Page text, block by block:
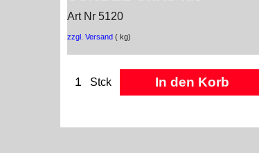
Art Nr 5120
zzgl. Versand kg
Stck In den Korb